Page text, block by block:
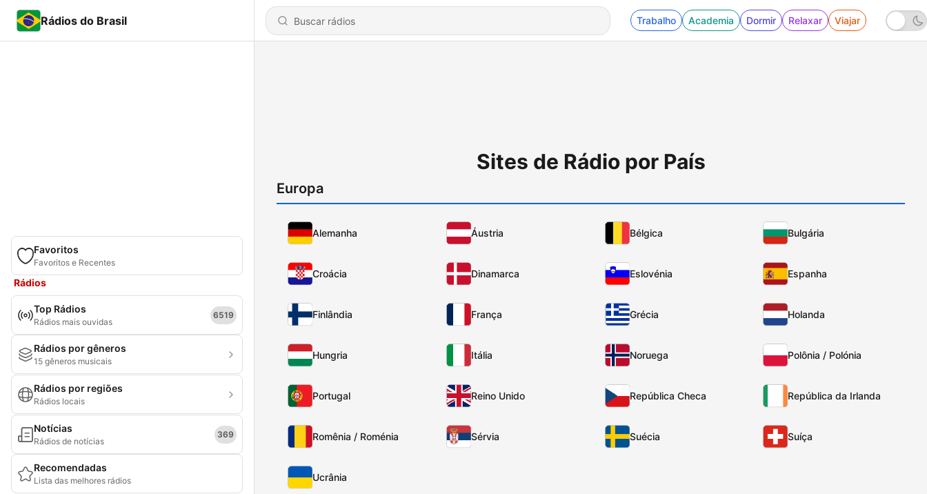
Rádios do Brasil Trabalho Academia Dormir Relaxar Viajar
Favoritos
Favoritos e Recentes
Rádios
Top Rádios
Rádios mais ouvidas
6519
Rádios por gêneros
15 gêneros musicais
Rádios por regiões
Rádios locais
Notícias
Rádios de notícias
369
Recomendadas
Lista das melhores rádios
Sites de Rádio por País
Europa
Alemanha Áustria Bélgica Bulgária
Croácia Dinamarca Eslovénia Espanha
Finlândia França Grécia Holanda
Hungria Itália Noruega Polônia / Polónia
Portugal Reino Unido República Checa República da Irlanda
Romênia / Roménia Sérvia Suécia Suíça
Ucrânia